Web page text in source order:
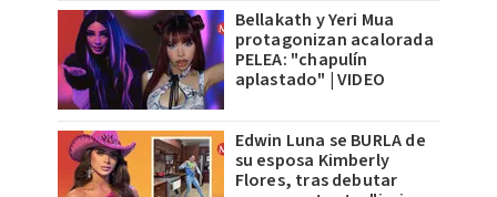
Bellakath y Yeri Mua
protagonizan acalorada
PELEA: "chapulín
aplastado" | VIDEO
Edwin Luna se BURLA de
su esposa Kimberly
Flores, tras debutar